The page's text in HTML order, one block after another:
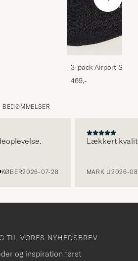
3-pack Airport
Melange
469,-
KØBER2026-07-28
Lækkert
MARK U2026-
TIL VORES NYHEDSBREV
og inspiration først